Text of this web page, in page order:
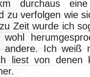
durchaus eine
zu verfolgen wie
Zeit wurde ich
andere. Ich weiß
liest von denen